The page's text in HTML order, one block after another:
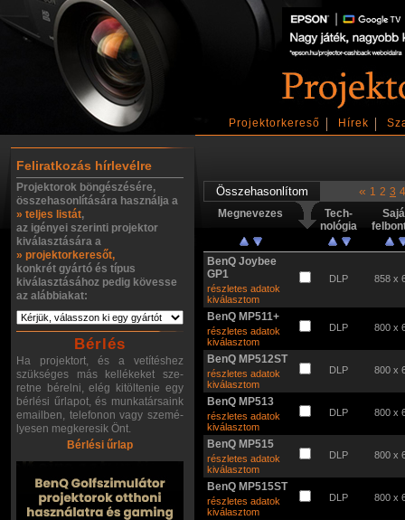
Projektorkereső Hírek
Feliratkozás hírlevélre
Projektorok böngészésére,
összehasonlítására használja a
» teljes listát,
az igényei szerinti projektor
kiválasztására a
» projektorkeresőt,
konkrét gyártó és típus
kiválasztásához pedig kövesse
az alábbiakat:
Bérlés
Ha projektort, és a vetítéshez
szükséges más kellékeket sze-
retne bérelni, elég kitöltenie egy
bérlési űrlapot, és munkatársaink
emailben, telefonon vagy szemé-
lyesen megkeresik Önt.
Bérlési űrlap
« 1 2 3 4
Megnevezes
Tech-
nológia
BenQ Joybee
GP1
részletes adatok
kiválasztom
DLP 858 x
BenQ MP511+
részletes adatok
kiválasztom
DLP 800 x
BenQ MP512ST
részletes adatok
kiválasztom
DLP 800 x
BenQ MP513
részletes adatok
kiválasztom
DLP 800 x
BenQ MP515
részletes adatok
kiválasztom
DLP 800 x
BenQ MP515ST
részletes adatok
kiválasztom
DLP 800 x